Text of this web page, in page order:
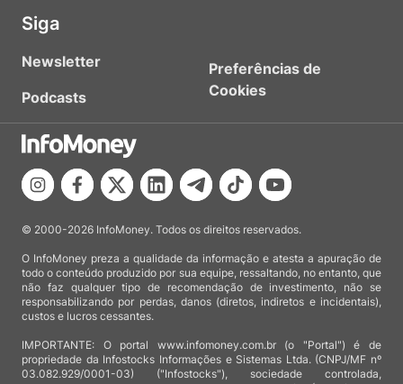
Siga
Newsletter
Podcasts
Preferências de
Cookies
© 2000-2026 InfoMoney. Todos os direitos reservados.
O InfoMoney preza a qualidade da informação e atesta a apuração de
todo o conteúdo produzido por sua equipe, ressaltando, no entanto, que
não faz qualquer tipo de recomendação de investimento, não se
responsabilizando por perdas, danos (diretos, indiretos e incidentais),
custos e lucros cessantes.
IMPORTANTE: O portal www.infomoney.com.br (o "Portal") é de
propriedade da Infostocks Informações e Sistemas Ltda. (CNPJ/MF nº
03.082.929/0001-03) ("Infostocks"), sociedade controlada,